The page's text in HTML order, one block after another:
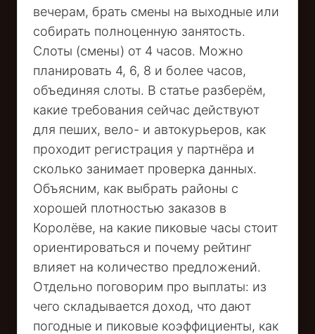
вечерам, брать смены на выходные или
собирать полноценную занятость.
Слоты (смены) от 4 часов. Можно
планировать 4, 6, 8 и более часов,
объединяя слоты. В статье разберём,
какие требования сейчас действуют
для пеших, вело- и автокурьеров, как
проходит регистрация у партнёра и
сколько занимает проверка данных.
Объясним, как выбрать районы с
хорошей плотностью заказов в
Королёве, на какие пиковые часы стоит
ориентироваться и почему рейтинг
влияет на количество предложений.
Отдельно поговорим про выплаты: из
чего складывается доход, что дают
погодные и пиковые коэффициенты, как